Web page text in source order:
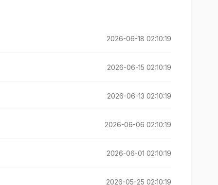
2026-06-18 02:10:19
2026-06-15 02:10:19
2026-06-13 02:10:19
2026-06-06 02:10:19
2026-06-01 02:10:19
2026-05-25 02:10:19